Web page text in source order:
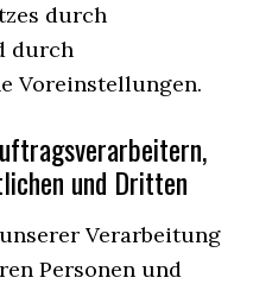
durch
durch
Voreinstellungen.
und Dritten
Verarbeitung
Personen und